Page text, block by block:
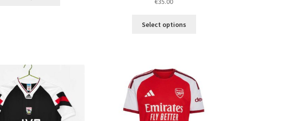
izdelka
Select options
lahko
izberete
na